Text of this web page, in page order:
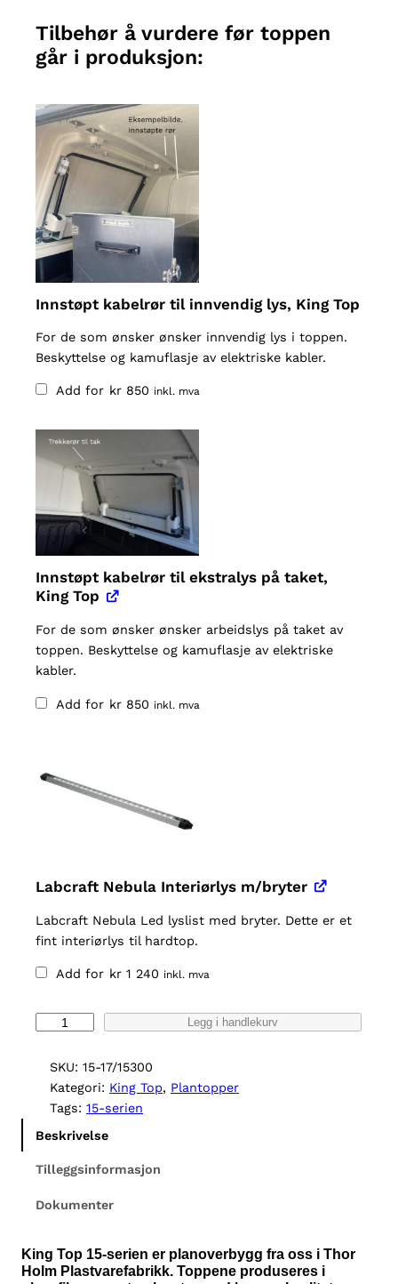
Tilbehør å vurdere før toppen
går i produksjon:
Innstøpt kabelrør til innvendig lys, King Top
For de som ønsker ønsker innvendig lys i toppen.
Beskyttelse og kamuflasje av elektriske kabler.
Add for kr 850 inkl. mva
Innstøpt kabelrør til ekstralys på taket,
King Top
For de som ønsker ønsker arbeidslys på taket av
toppen. Beskyttelse og kamuflasje av elektriske
kabler.
Add for kr 850 inkl. mva
Labcraft Nebula Interiørlys m/bryter
Labcraft Nebula Led lyslist med bryter. Dette er et
fint interiørlys til hardtop.
Add for kr 1 240 inkl. mva
p
1
6
i
s
Legg i handlekurv
SKU: 15-17/15300
Kategori: King Top, Plantopper
Tags: 15-serien
Beskrivelse
Tilleggsinformasjon
Dokumenter
King Top 15-serien er planoverbygg fra oss i Thor
Holm Plastvarefabrikk. Toppene produseres i